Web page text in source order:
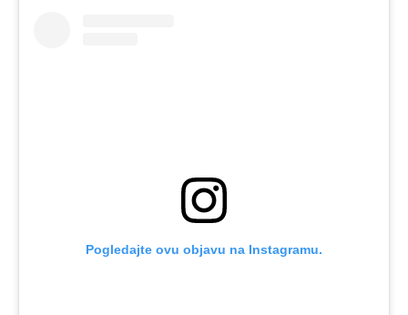
Pogledajte ovu objavu na Instagramu.